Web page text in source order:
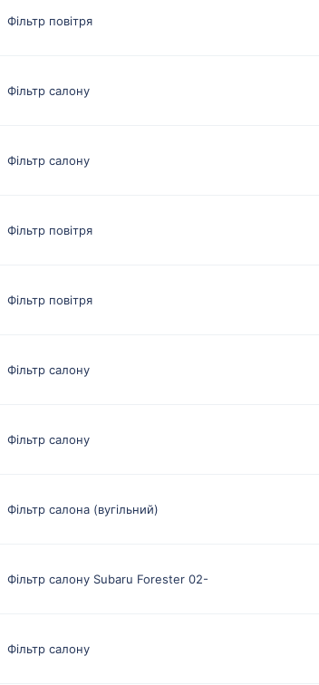
Фільтр повітря
Фільтр салону
Фільтр салону
Фільтр повітря
Фільтр повітря
Фільтр салону
Фільтр салону
Фільтр салона (вугільний)
Фільтр салону Subaru Forester 02-
Фільтр салону